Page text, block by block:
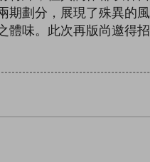
劃分，展現了殊異的
味。此次再版尚邀得